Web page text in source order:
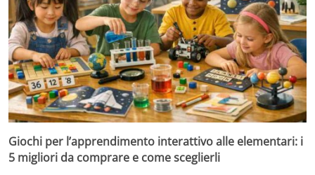
Giochi per l’apprendimento interattivo alle elementari: i
5 migliori da comprare e come sceglierli